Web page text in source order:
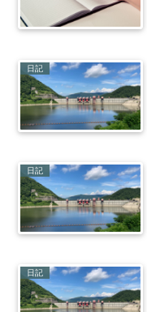
日記
日記
日記